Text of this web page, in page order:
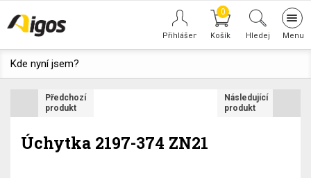
0
Hledej
Kde nyní jsem?
Předchozí
produkt
Následující
produkt
Úchytka 2197-374 ZN21